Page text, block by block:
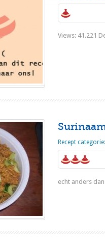
Views: 41.221
Recept categorie:
echt anders